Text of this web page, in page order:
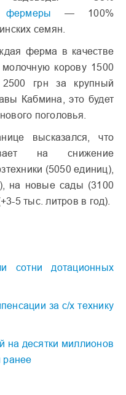
фермеры — 100%
семян.
ферма в качестве
корову 1500
грн за крупный
Кабмина, это будет
поголовья.
высказался, что
на снижение
(5050 единиц),
на новые сады (3100
5 тыс. литров в год).
сотни дотационных
за с/х технику
на десятки миллионов
ранее